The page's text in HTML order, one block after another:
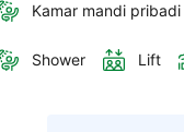
Kamar mandi pribadi
Shower Lift